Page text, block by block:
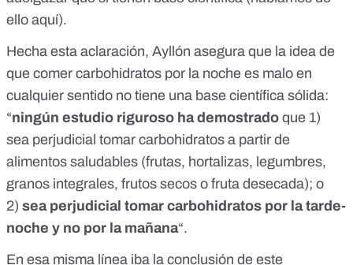
ello aquí).
Hecha esta aclaración, Ayllón asegura que la idea de
que comer carbohidratos por la noche es malo en
cualquier sentido no tiene una base científica sólida:
“ningún estudio riguroso ha demostrado que 1)
sea perjudicial tomar carbohidratos a partir de
alimentos saludables (frutas, hortalizas, legumbres,
granos integrales, frutos secos o fruta desecada); o
2) sea perjudicial tomar carbohidratos por la tarde-
noche y no por la mañana“.
En esa misma línea iba la conclusión de este